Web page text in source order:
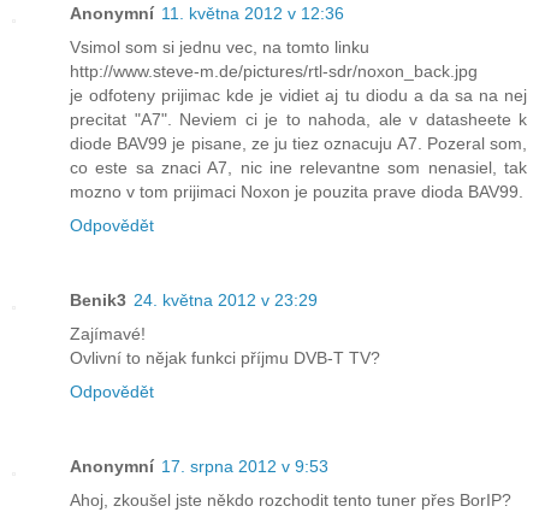
Anonymní 11. května 2012 v 12:36
Vsimol som si jednu vec, na tomto linku
http://www.steve-m.de/pictures/rtl-sdr/noxon_back.jpg
je odfoteny prijimac kde je vidiet aj tu diodu a da sa na nej
precitat "A7". Neviem ci je to nahoda, ale v datasheete k
diode BAV99 je pisane, ze ju tiez oznacuju A7. Pozeral som,
co este sa znaci A7, nic ine relevantne som nenasiel, tak
mozno v tom prijimaci Noxon je pouzita prave dioda BAV99.
Odpovědět
Benik3 24. května 2012 v 23:29
Zajímavé!
Ovlivní to nějak funkci příjmu DVB-T TV?
Odpovědět
Anonymní 17. srpna 2012 v 9:53
Ahoj, zkoušel jste někdo rozchodit tento tuner přes BorIP?